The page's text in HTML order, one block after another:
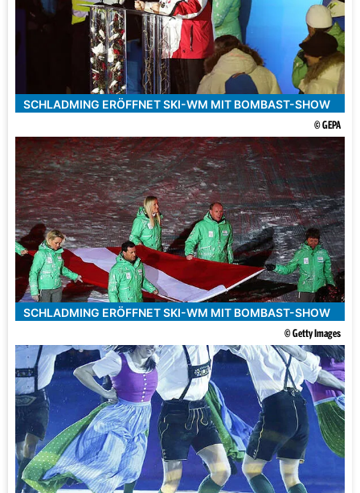
SCHLADMING ERÖFFNET SKI-WM MIT BOMBAST-SHOW
© GEPA
SCHLADMING ERÖFFNET SKI-WM MIT BOMBAST-SHOW
© Getty Images